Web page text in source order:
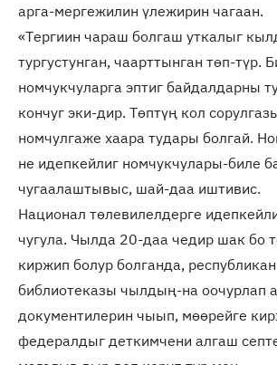
арга-мергежилин үлежирин чагаан.
«Тергиин чараш болгаш уткалыг
тургустунган, чаарттынган төп-түр.
номчукчуларга эптиг байдалдарны
кончуг эки-дир. Төптүң кол
номчулгаже хаара тудары болгай.
не идепкейлиг номчукчулары-биле
чугаалаштывыс, шай-даа иштивис.
Национал төлевилелдерге
чугула. Чылда 20-даа чедир шак бо
киржип болур болганда,
библиотеказы чылдың-на оочурлап
документилерин чыып, мөөрейге
федералдыг деткимчени алгаш